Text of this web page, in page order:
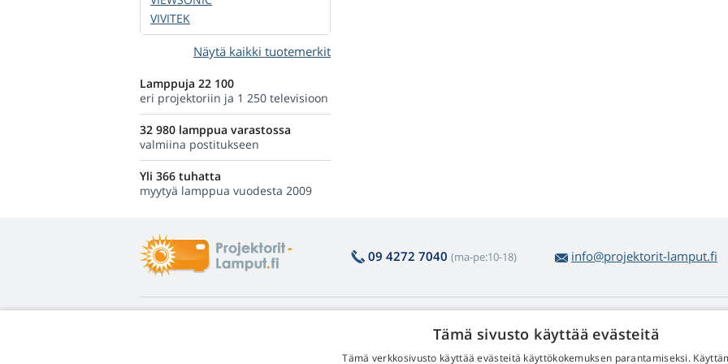
VIVITEK
Näytä kaikki tuotemerkit
Lamppuja 22 100
eri projektoriin ja 1 250 televisioon
32 980 lamppua varastossa
valmiina postitukseen
Yli 366 tuhatta
myytyä lamppua vuodesta 2009
09 4272 7040 (ma-pe:10-18) info@projektorit-lamput.fi
Palautus ja reklamaatiot
Yhteystiedot
Tämä sivusto käyttää evästeitä
Tämä verkkosivusto käyttää evästeitä käyttökokemuksen parantamiseksi.